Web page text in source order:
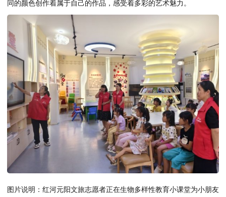
同的颜色创作着属于自己的作品，感受着多彩的艺术魅力。
图片说明：红河元阳文旅志愿者正在生物多样性教育小课堂为小朋友